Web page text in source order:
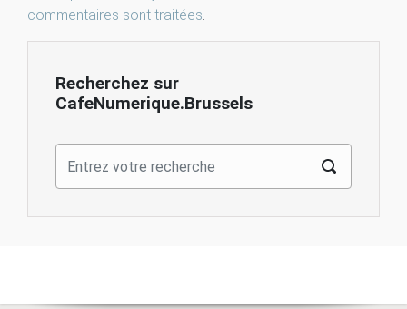
commentaires sont traitées
Recherchez sur
CafeNumerique.Brussels